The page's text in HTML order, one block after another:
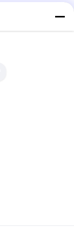
la machine de
conducteur de
48VA